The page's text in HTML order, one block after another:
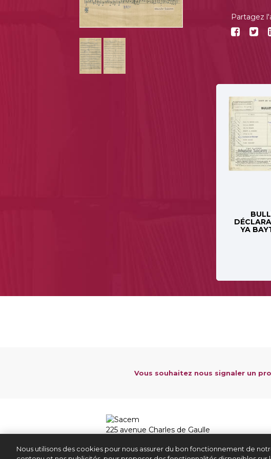
Partagez
YA
Vous souhaitez nous signaler un
225 avenue Charles de Gaulle
01 47 15 47 15
Nous utilisons des cookies pour nous assurer du bon fonctionnement de